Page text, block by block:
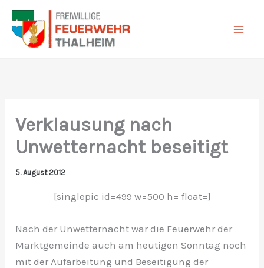
Zum
Inhalt
springen
Verklausung nach
Unwetternacht beseitigt
5. August 2012
[singlepic id=499 w=500 h= float=]
Nach der Unwetternacht war die Feuerwehr der
Marktgemeinde auch am heutigen Sonntag noch
mit der Aufarbeitung und Beseitigung der